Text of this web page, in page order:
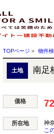
柄市雨坪 ｜720万
不動産
TOPページ > 物件
土地 南足
価格
所在地 神
こ